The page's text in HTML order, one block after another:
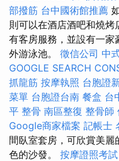
部撥筋 台中國術館推薦
則可以在酒店酒吧和燒
有客房服務，並設有一家
外游泳池。 徵信公司 中
GOOGLE SEARCH
抓龍筋 按摩執照 台胞證
菜單 台胞證台南 餐盒 台
平 整骨 南區整復 整骨師
Google商家檔案 記帳士
間臥室套房，可欣賞美
色的沙發。 按摩證照考試